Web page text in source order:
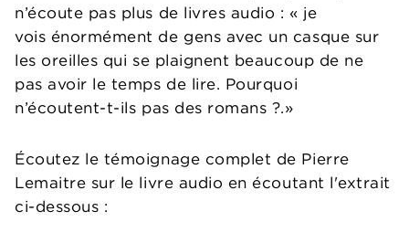
n’écoute pas plus de livres audio : « je
vois énormément de gens avec un casque sur
les oreilles qui se plaignent beaucoup de ne
pas avoir le temps de lire. Pourquoi
n’écoutent-t-ils pas des romans ?.»
Écoutez le témoignage complet de Pierre
Lemaitre sur le livre audio en écoutant l'extrait
ci-dessous :